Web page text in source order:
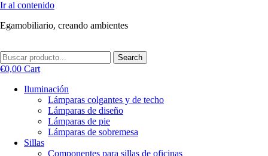
Ir al contenido
Egamobiliario, creando ambientes
Search
€0,00 Cart
Iluminación
Lámparas colgantes y de techo
Lámparas de diseño
Lámparas de pie
Lámparas de sobremesa
Sillas
Componentes para sillas de oficinas